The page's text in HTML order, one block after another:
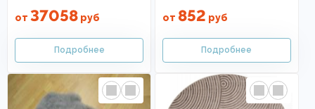
от 37058 руб от 852 руб